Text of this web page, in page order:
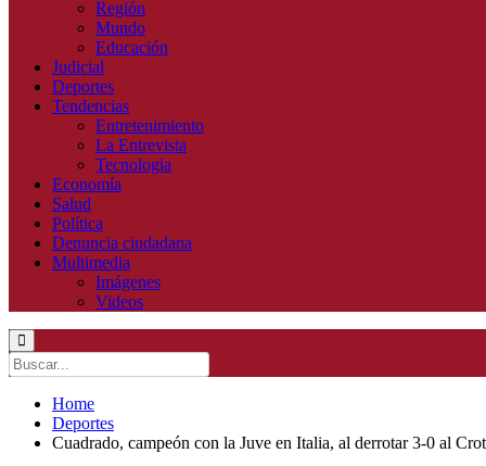
Región
Mundo
Educación
Judicial
Deportes
Tendencias
Entretenimiento
La Entrevista
Tecnologia
Economía
Salud
Política
Denuncia ciudadana
Multimedia
Imágenes
Videos
Home
Deportes
Cuadrado, campeón con la Juve en Italia, al derrotar 3-0 al